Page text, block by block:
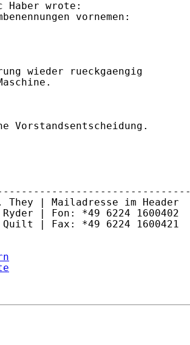
Haber wrote:
vornemen:
wieder rueckgaengig
Vorstandsentscheidung.
| Mailadresse im Header
| Fon: *49 6224 1600402
| Fax: *49 6224 1600421